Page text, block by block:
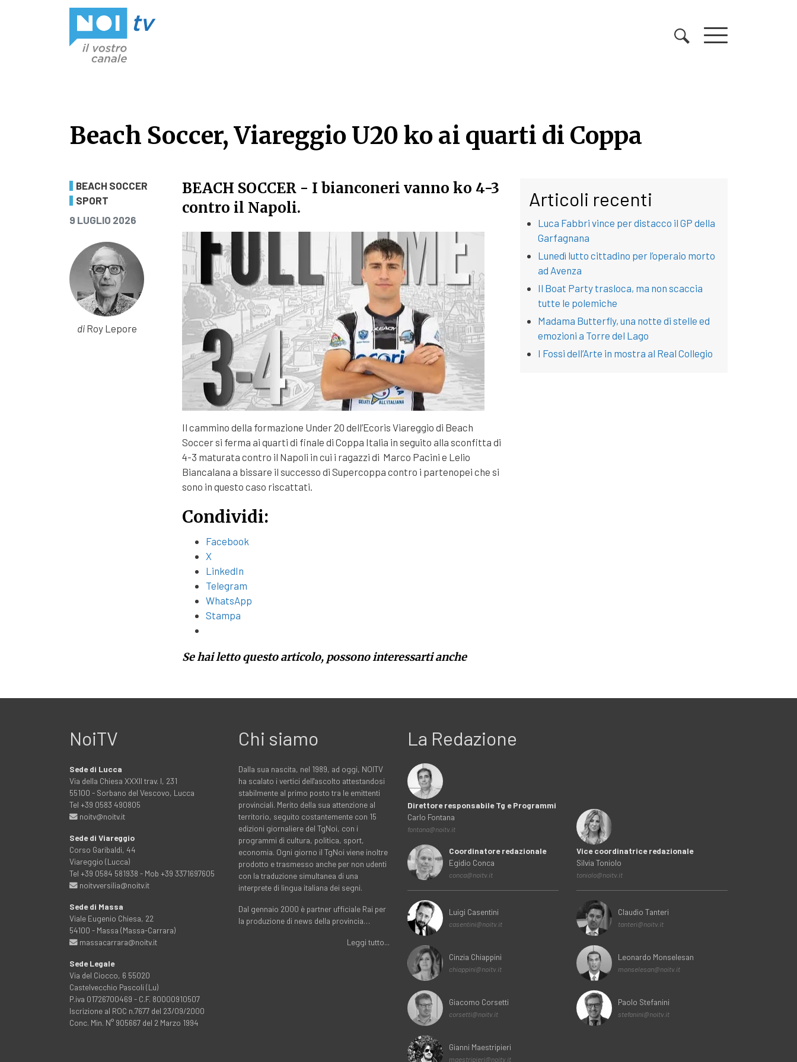
Beach Soccer, Viareggio U20 ko ai quarti di Coppa
Beach Soccer, Viareggio U20 ko ai quarti di Coppa
BEACH SOCCER
SPORT
PUBBLICATO IL
9 LUGLIO 2026
diRoy Lepore
BEACH SOCCER - I bianconeri vanno ko 4-3
contro il Napoli.
Il cammino della formazione Under 20 dell’Ecoris Viareggio di Beach
Soccer si ferma ai quarti di finale di Coppa Italia in seguito alla sconfitta di
4-3 maturata contro il Napoli in cui i ragazzi di Marco Pacini e Lelio
Biancalana a bissare il successo di Supercoppa contro i partenopei che si
sono in questo caso riscattati.
Condividi:
Facebook
X
LinkedIn
Telegram
WhatsApp
Stampa
Se hai letto questo articolo, possono interessarti anche
Articoli recenti
Luca Fabbri vince per distacco il GP della
Garfagnana
Lunedì lutto cittadino per l’operaio morto
ad Avenza
Il Boat Party trasloca, ma non scaccia
tutte le polemiche
Madama Butterfly, una notte di stelle ed
emozioni a Torre del Lago
I Fossi dell’Arte in mostra al Real Collegio
NoiTV
Sede di Lucca
Via della Chiesa XXXII trav. I, 231
55100 - Sorbano del Vescovo, Lucca
Tel +39 0583 490805
noitv@noitv.it
Sede di Viareggio
Corso Garibaldi, 44
Viareggio (Lucca)
Tel +39 0584 581938 - Mob +39 3371697605
noitvversilia@noitv.it
Sede di Massa
Viale Eugenio Chiesa, 22
54100 - Massa (Massa-Carrara)
massacarrara@noitv.it
Sede Legale
Via del Ciocco, 6 55020
Castelvecchio Pascoli (Lu)
P.iva 01726700469 - C.F. 80000910507
Iscrizione al ROC n.7677 del 23/09/2000
Conc. Min. N° 905667 del 2 Marzo 1994
Chi siamo
Dalla sua nascita, nel 1989, ad oggi, NOITV
ha scalato i vertici dell'ascolto attestandosi
stabilmente al primo posto tra le emittenti
provinciali. Merito della sua attenzione al
territorio, seguito costantemente con 15
edizioni giornaliere del TgNoi, con i
programmi di cultura, politica, sport,
economia. Ogni giorno il TgNoi viene inoltre
prodotto e trasmesso anche per non udenti
con la traduzione simultanea di una
interprete di lingua italiana dei segni.
Dal gennaio 2000 è partner ufficiale Rai per
la produzione di news della provincia…
Leggi tutto...
La Redazione
Direttore responsabile Tg e Programmi
Carlo Fontana
fontana@noitv.it
Coordinatore redazionale
Egidio Conca
conca@noitv.it
Luigi Casentini
casentini@noitv.it
Cinzia Chiappini
chiappini@noitv.it
Giacomo Corsetti
corsetti@noitv.it
Gianni Maestripieri
maestripieri@noitv.it
Vice coordinatrice redazionale
Silvia Toniolo
toniolo@noitv.it
Claudio Tanteri
tanteri@noitv.it
Leonardo Monselesan
monselesan@noitv.it
Paolo Stefanini
stefanini@noitv.it